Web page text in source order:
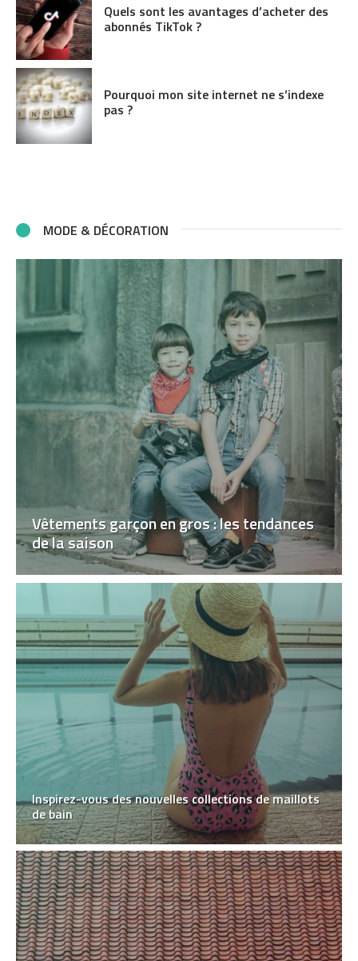
Quels sont les avantages d’acheter des
abonnés TikTok ?
Pourquoi mon site internet ne s’indexe
pas ?
MODE & DÉCORATION
Vêtements garçon en gros : les tendances
de la saison
Inspirez-vous des nouvelles collections de maillots
de bain